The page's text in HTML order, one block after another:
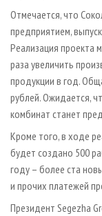
ИНСТРУМЕНТ
БИБЛИОТЕКА
Отмечается, что
предприятием,
Реализация проекта
раза увеличить
продукции в год.
рублей. Ожидается,
комбинат станет
Кроме того, в ходе
будет создано 500
году – более ста
и прочих платежей
Президент Segezha